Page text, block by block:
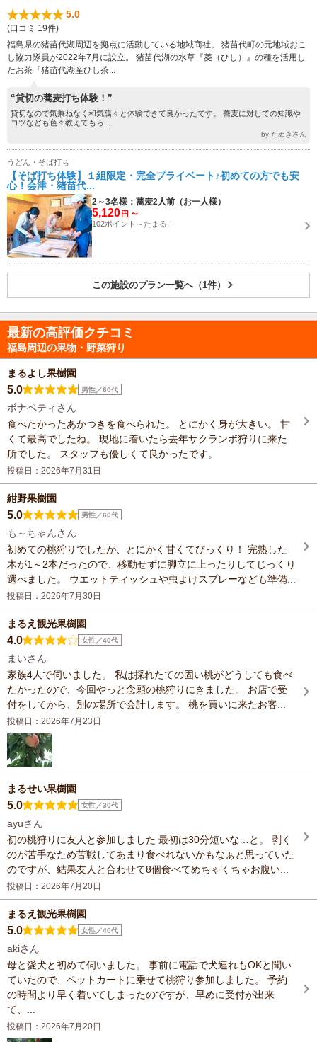
5.0
(口コミ 19件)
福島県の猪苗代湖周辺を拠点に活動している地域商社。 猪苗代町の元地域おこ
し協力隊員が2022年7月に設立。 猪苗代湖の水草『菱（ひし）』の種を活用し
たお茶『猪苗代湖産ひし茶...
“貸切の蕎麦打ち体験！”
貸切なので気兼ねなく和気藹々と体験できて良かったです。 蕎麦に対しての知識や
コツなども色々教えてもら...
by たぬきさん
うどん・そば打ち
【そば打ち体験】１組限定・完全プライベート♪初めての方でも安
心！会津・猪苗代...
2～3名様：蕎麦2人前（お一人様）
5,120 円 ～
102ポイント～たまる！
この施設のプラン一覧へ（1件）
最新の高評価クチコミ
福島周辺の果物・野菜狩り
まるよし果樹園
5.0 男性／60代
ボナペティさん
食べたかったあかつきを食べられた。 とにかく身が大きい。 甘
くて最高でしたね。 現地に着いたら去年サクランボ狩りに来た
所でした。 スタッフも優しくて良かったです。
投稿日：2026年7月31日
紺野果樹園
5.0 男性／60代
も～ちゃんさん
初めての桃狩りでしたが、とにかく甘くてびっくり！ 完熟した
木が1～2本だったので、移動せずに脚立に上ったりしてじっくり
選べました。 ウエットティッシュや虫よけスプレーなども準備...
投稿日：2026年7月30日
まるえ観光果樹園
4.0 女性／40代
まいさん
家族4人で伺いました。 私は採れたての固い桃がどうしても食べ
たかったので、今回やっと念願の桃狩りにきました。 お店で受
付をしてから、別の場所で会計します。 桃を買いに来たお客...
投稿日：2026年7月23日
まるせい果樹園
5.0 女性／30代
ayuさん
初の桃狩りに友人と参加しました 最初は30分短いな…と。 剥く
のが苦手なため苦戦してあまり食べれないかもなぁと思っていた
のですが、結果友人と合わせて8個食べてめちゃくちゃお腹い...
投稿日：2026年7月20日
まるえ観光果樹園
5.0 女性／40代
akiさん
母と愛犬と初めて伺いました。 事前に電話で犬連れもOKと聞い
ていたので、ペットカートに乗せて桃狩り参加しました。 予約
の時間より早く着いてしまったのですが、早めに受付が出来
て、...
投稿日：2026年7月20日